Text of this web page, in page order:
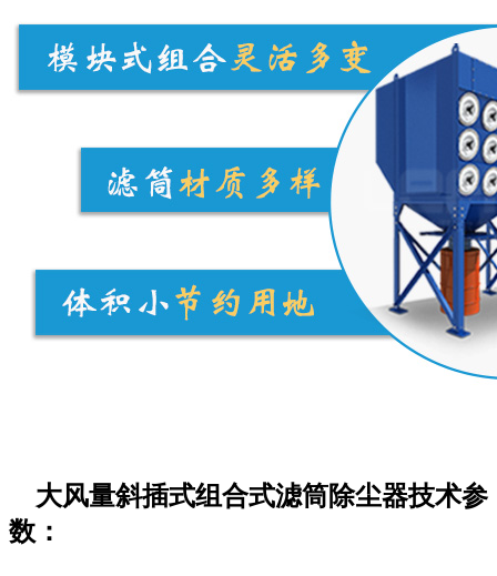
大风量斜插式组合式滤筒除尘器技术参
数：